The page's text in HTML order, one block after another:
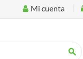
Mi cuenta
search